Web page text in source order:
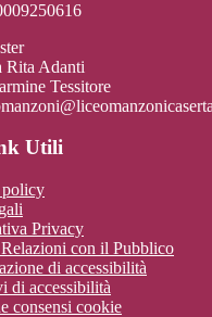
Rita Adanti
Tessitore
Utili
Privacy
con il Pubblico
di accessibilità
di accessibilità
consensi cookie